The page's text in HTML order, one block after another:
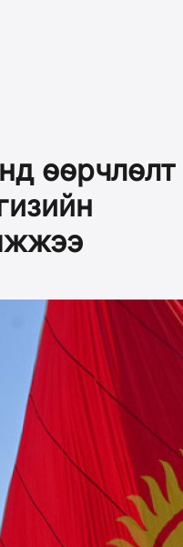
өөрчлөлт